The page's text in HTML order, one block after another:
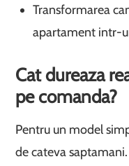
Transformarea
apartament intr-
Cat dureaza
pe comanda?
Pentru un model
de cateva